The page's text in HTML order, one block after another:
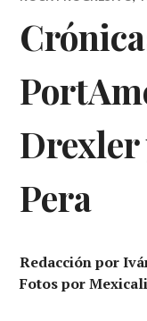
Drexler
Pera
Redacción por
Fotos por